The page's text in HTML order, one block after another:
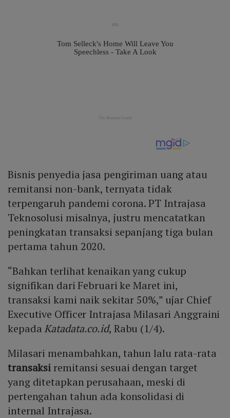
Bisnis penyedia jasa pengiriman uang atau
remitansi non-bank, ternyata tidak
terpengaruh pandemi corona. PT Intrajasa
Teknosolusi misalnya, justru mencatatkan
peningkatan transaksi sepanjang tiga bulan
pertama tahun 2020.
“Bahkan terlihat kenaikan yang cukup
signifikan dari Februari ke Maret ini,
transaksi kami naik sekitar 50%,” ujar Chief
Executive Officer Intrajasa Milasari Anggraini
kepada Katadata.co.id, Rabu (1/4).
Milasari menambahkan, tahun lalu rata-rata
transaksi remitansi sesuai dengan target
yang ditetapkan perusahaan, meski di
pertengahan tahun ada konsolidasi di
internal Intrajasa.